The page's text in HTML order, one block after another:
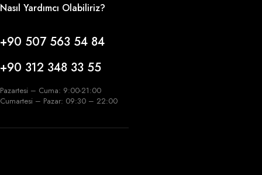
Nasıl Yardımcı Olabiliriz?
+90 507 563 54 84
+90 312 348 33 55
Pazartesi – Cuma: 9:00-21:00
Cumartesi – Pazar: 09:30 – 22:00